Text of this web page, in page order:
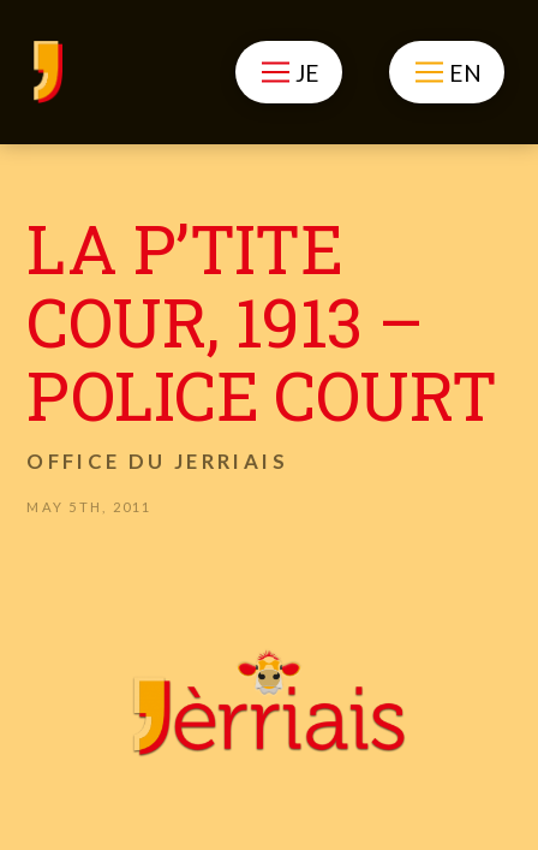
JE EN
LA P’TITE
COUR, 1913 –
POLICE COURT
OFFICE DU JERRIAIS
MAY 5TH, 2011